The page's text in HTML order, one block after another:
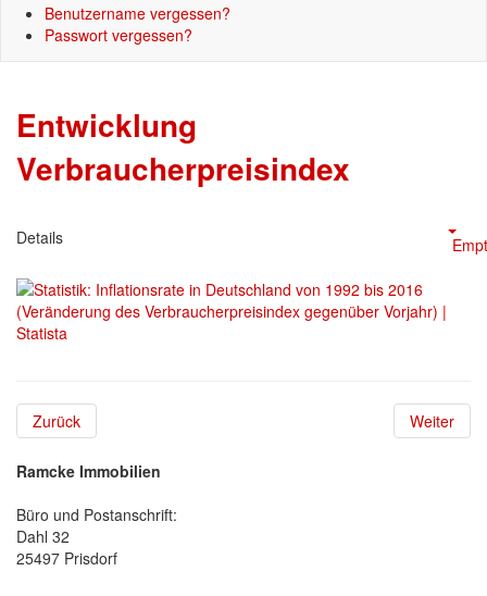
Benutzername vergessen?
Passwort vergessen?
Entwicklung
Verbraucherpreisindex
Details
Zurück Weiter
Ramcke Immobilien
Büro und Postanschrift:
Dahl 32
25497 Prisdorf